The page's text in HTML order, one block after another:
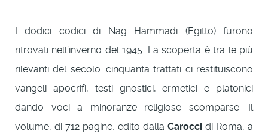
I dodici codici di Nag Hammadi (Egitto) furono
ritrovati nell’inverno del 1945. La scoperta è tra le più
rilevanti del secolo: cinquanta trattati ci restituiscono
vangeli apocrifi, testi gnostici, ermetici e platonici
dando voci a minoranze religiose scomparse. Il
volume, di 712 pagine, edito dalla Carocci di Roma, a